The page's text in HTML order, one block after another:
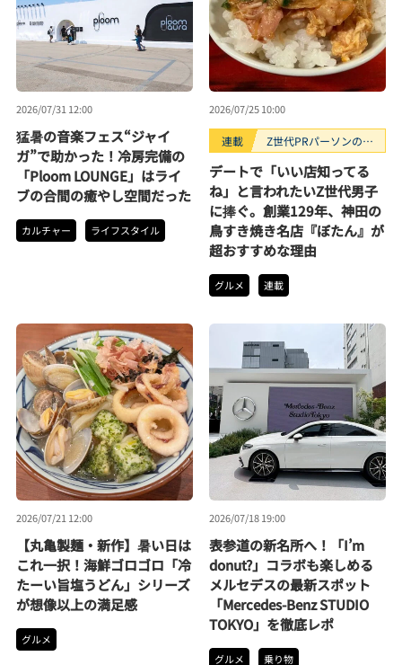
2026/07/31 12:00
猛暑の音楽フェス“ジャイ
ガ”で助かった！冷房完備の
「Ploom LOUNGE」はライ
ブの合間の癒やし空間だった
カルチャー ライフスタイル
2026/07/25 10:00
連載
Z世代PRパーソンのキ
デートで「いい店知ってる
ね」と言われたいZ世代男子
に捧ぐ。創業129年、神田の
鳥すき焼き名店『ぼたん』が
超おすすめな理由
グルメ 連載
2026/07/21 12:00
【丸亀製麺・新作】暑い日は
これ一択！海鮮ゴロゴロ「冷
たーい旨塩うどん」シリーズ
が想像以上の満足感
グルメ
2026/07/18 19:00
表参道の新名所へ！「I’m
donut?」コラボも楽しめる
メルセデスの最新スポット
「Mercedes-Benz STUDIO
TOKYO」を徹底レポ
グルメ 乗り物